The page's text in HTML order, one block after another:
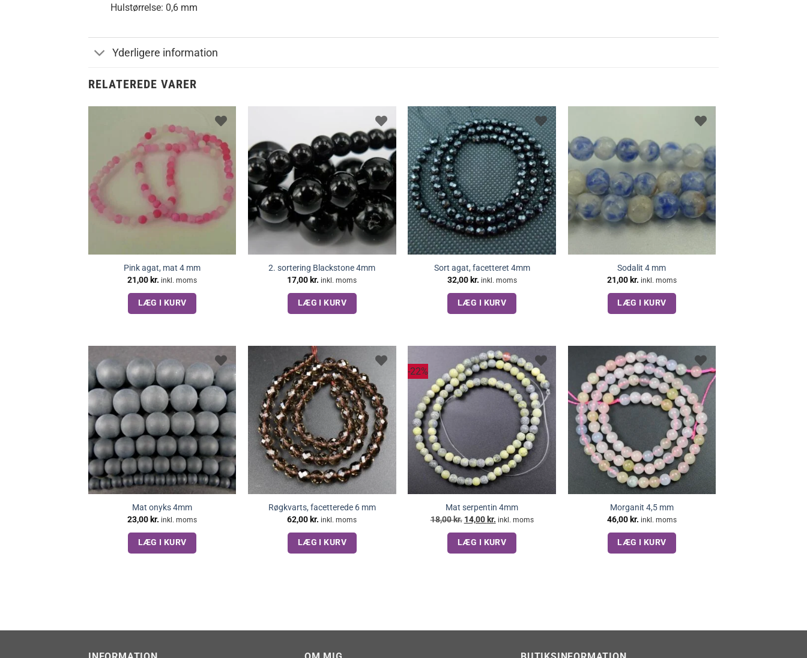
Hulstørrelse: 0,6 mm
Yderligere information
RELATEREDE VARER
Pink agat, mat 4 mm
21,00 kr. inkl. moms
LÆG I KURV
2. sortering Blackstone 4mm
17,00 kr. inkl. moms
LÆG I KURV
Sort agat, facetteret 4mm
32,00 kr. inkl. moms
LÆG I KURV
Sodalit 4 mm
21,00 kr. inkl. moms
LÆG I KURV
Mat onyks 4mm
23,00 kr. inkl. moms
LÆG I KURV
Røgkvarts, facetterede 6 mm
62,00 kr. inkl. moms
LÆG I KURV
-22%
Mat serpentin 4mm
18,00kr. Den
pris
var:
18,00 kr..
14,00 kr.Den
pris
er:
14,00 kr..
inkl. moms
LÆG I KURV
Morganit 4,5 mm
46,00 kr. inkl. moms
LÆG I KURV